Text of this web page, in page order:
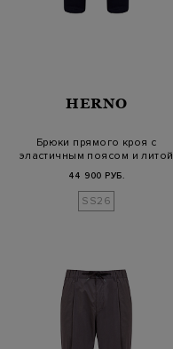
HERNO
Брюки прямого кроя с
эластичным поясом и литой
44 900 РУБ.
SS26